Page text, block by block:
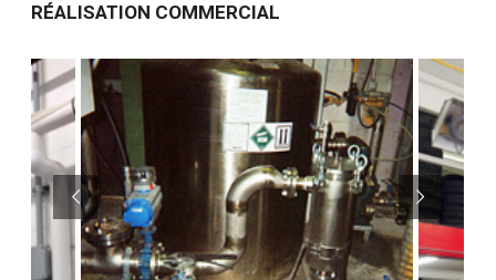
RÉALISATION COMMERCIAL